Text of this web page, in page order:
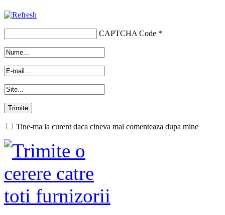
CAPTCHA Code *
Tine-ma la curent daca cineva mai comenteaza dupa mine